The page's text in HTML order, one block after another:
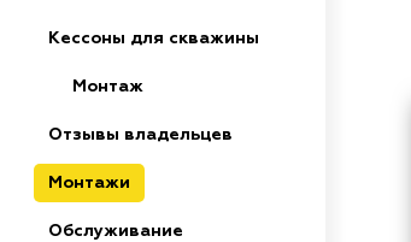
Кессоны для скважины
Монтаж
Отзывы владельцев
Монтажи
Обслуживание